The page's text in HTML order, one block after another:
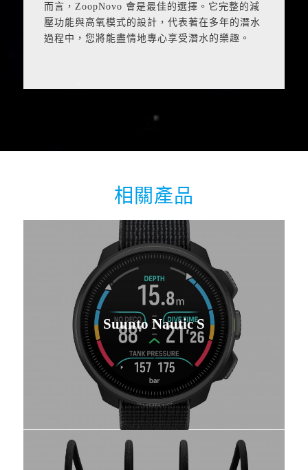
而言，ZoopNovo 會是最佳的選擇。它完整的減
壓功能與高氧模式的設計，代表著在多年的潛水
過程中，您將能盡情地專心享受潛水的樂趣。
相關產品
Suunto Nautic S